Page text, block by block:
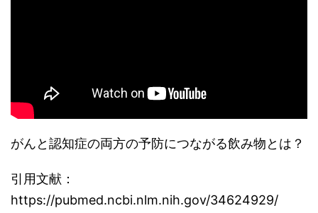
がんと認知症の両方の予防につながる飲み物とは？
引用文献：
https://pubmed.ncbi.nlm.nih.gov/34624929/